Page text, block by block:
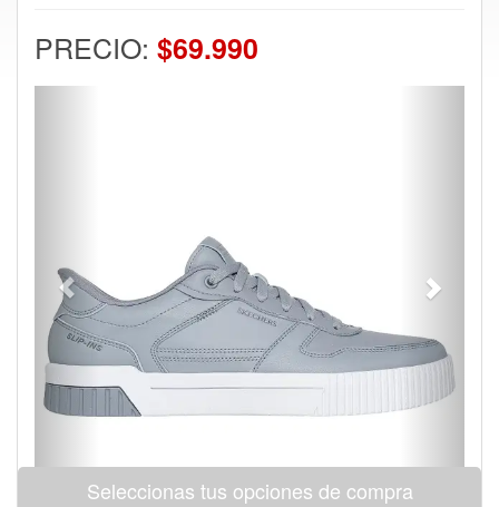
PRECIO: $69.990
Seleccionas tus opciones de compra